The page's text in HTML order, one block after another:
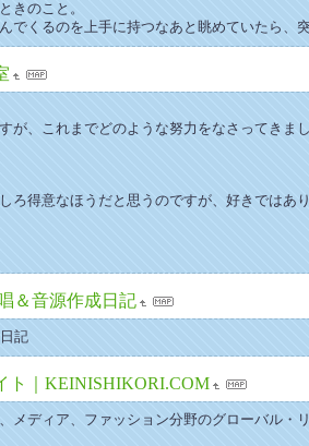
きのこと。
でくるのを上手に持つなあと眺めていたら
すが、これまでどのような努力をなさってき
ろ得意なほうだと思うのですが、好きではあ
＆音源作成日記
記
ト｜KEINISHIKORI.COM
メディア、ファッション分野のグローバル・